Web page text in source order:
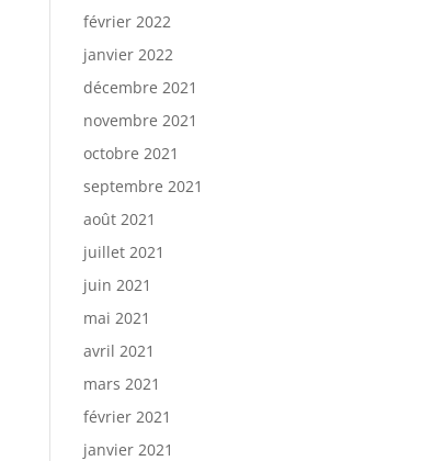
février 2022
janvier 2022
décembre 2021
novembre 2021
octobre 2021
septembre 2021
août 2021
juillet 2021
juin 2021
mai 2021
avril 2021
mars 2021
février 2021
janvier 2021